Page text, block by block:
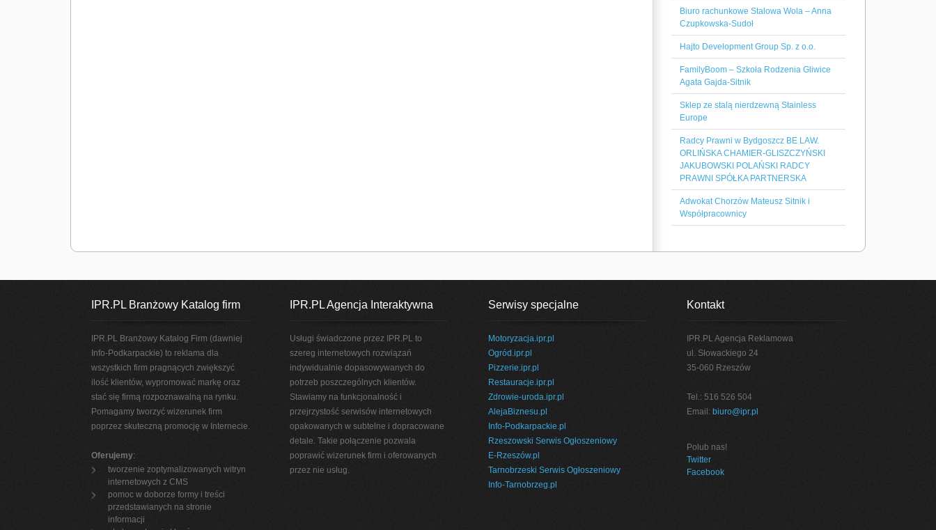
Biuro rachunkowe Stalowa Wola – Anna
Czupkowska-Sudoł
Hajto Development Group Sp. z o.o.
FamilyBoom – Szkoła Rodzenia Gliwice
Agata Gajda-Sitnik
Sklep ze stalą nierdzewną Stainless
Europe
Radcy Prawni w Bydgoszcz BE LAW.
ORLIŃSKA CHAMIER-GLISZCZYŃSKI
JAKUBOWSKI POLAŃSKI RADCY
PRAWNI SPÓŁKA PARTNERSKA
Adwokat Chorzów Mateusz Sitnik i
Współpracownicy
IPR.PL Branżowy Katalog firm
IPR.PL Branżowy Katalog Firm (dawniej
Info-Podkarpackie) to reklama dla
wszystkich firm pragnących zwiększyć
ilość klientów, wypromować markę oraz
stać się firmą rozpoznawalną na rynku.
Pomagamy tworzyć wizerunek firm
poprzez skuteczną promocję w Internecie.
Oferujemy:
tworzenie zoptymalizowanych witryn
internetowych z CMS
pomoc w doborze formy i treści
przedstawianych na stronie
informacji
IPR.PL Agencja Interaktywna
Usługi świadczone przez IPR.PL to
szereg internetowych rozwiązań
indywidualnie dopasowywanych do
potrzeb poszczególnych klientów.
Stawiamy na funkcjonalność i
przejrzystość serwisów internetowych
opakowanych w subtelne i dopracowane
detale. Takie połączenie pozwala
poprawić wizerunek firm i oferowanych
przez nie usług.
Serwisy specjalne
Motoryzacja.ipr.pl
Ogród.ipr.pl
Pizzerie.ipr.pl
Restauracje.ipr.pl
Zdrowie-uroda.ipr.pl
AlejaBiznesu.pl
Info-Podkarpackie.pl
Rzeszowski Serwis Ogłoszeniowy
E-Rzeszów.pl
Tarnobrzeski Serwis Ogłoszeniowy
Info-Tarnobrzeg.pl
Kontakt
IPR.PL Agencja Reklamowa
ul. Słowackiego 24
35-060 Rzeszów
Tel.: 516 526 504
Email: biuro@ipr.pl
Polub nas!
Twitter
Facebook